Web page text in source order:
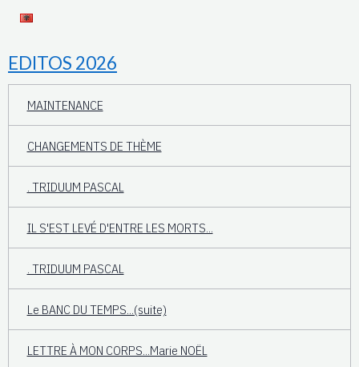
EDITOS 2026
MAINTENANCE
CHANGEMENTS DE THÈME
. TRIDUUM PASCAL
IL S'EST LEVÉ D'ENTRE LES MORTS...
. TRIDUUM PASCAL
Le BANC DU TEMPS...(suite)
LETTRE À MON CORPS...Marie NOËL